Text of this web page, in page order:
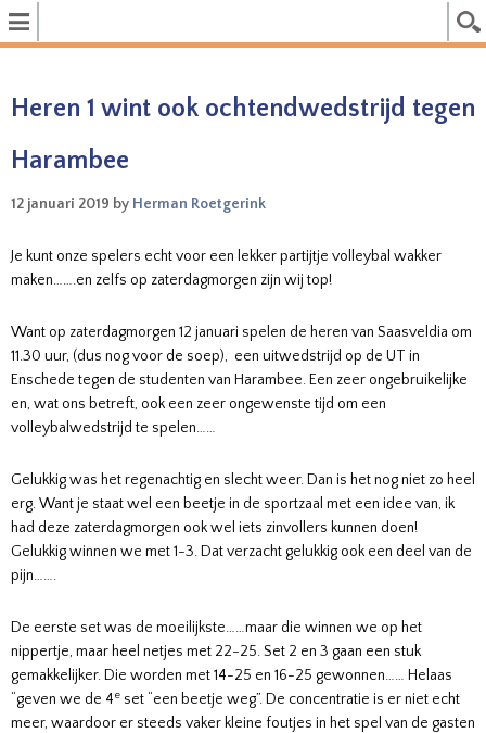
Heren 1 wint ook ochtendwedstrijd tegen
Harambee
12 januari 2019 by Herman Roetgerink
Je kunt onze spelers echt voor een lekker partijtje volleybal wakker
maken…….en zelfs op zaterdagmorgen zijn wij top!
Want op zaterdagmorgen 12 januari spelen de heren van Saasveldia om
11.30 uur, (dus nog voor de soep), een uitwedstrijd op de UT in
Enschede tegen de studenten van Harambee. Een zeer ongebruikelijke
en, wat ons betreft, ook een zeer ongewenstetijd om een
volleybalwedstrijd te spelen……
Gelukkig was het regenachtig en slecht weer. Dan is het nog niet zo heel
erg. Want je staat wel een beetje in de sportzaal met een idee van, ik
had deze zaterdagmorgen ook wel iets zinvollers kunnen doen!
Gelukkig winnen we met 1-3. Dat verzacht gelukkig ook een deel van de
pijn…….
De eerste set was de moeilijkste……maar die winnen we op het
nippertje, maar heel netjes met 22-25. Set 2 en 3 gaan een stuk
gemakkelijker. Die worden met 14-25 en 16-25 gewonnen…… Helaas
“geven we de 4e set “een beetje weg”. De concentratie is er niet echt
meer, waardoor er steeds vaker kleine foutjes in het spel van de gasten